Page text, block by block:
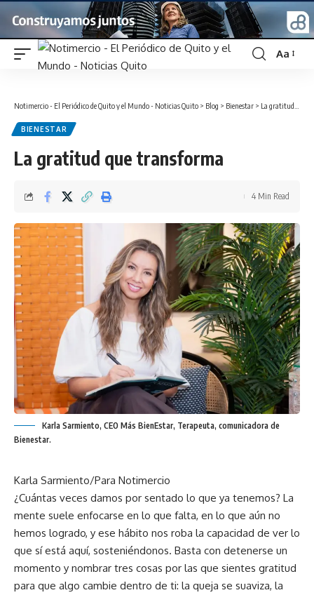
Font
Aa
Notimercio - El Periódico de Quito y el Mundo - Noticias Quito > Blog > Bienestar > La gratitud que transforma
BIENESTAR
La gratitud que transforma
4 Min Read
Karla Sarmiento, CEO Más BienEstar, Terapeuta, comunicadora de
Bienestar.
Karla Sarmiento/Para Notimercio
¿Cuántas veces damos por sentado lo que ya tenemos? La
mente suele enfocarse en lo que falta, en lo que aún no
hemos logrado, y ese hábito nos roba la capacidad de ver lo
que sí está aquí, sosteniéndonos. Basta con detenerse un
momento y nombrar tres cosas por las que sientes gratitud
para que algo cambie dentro de ti: la queja se suaviza, la